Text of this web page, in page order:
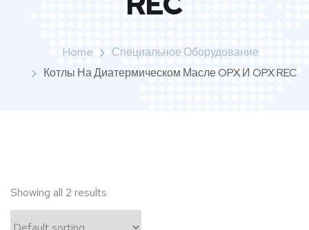
Home
Специальное Оборудование
Котлы На Диатермическом Масле OPX И OPX REC
Showing all 2 results